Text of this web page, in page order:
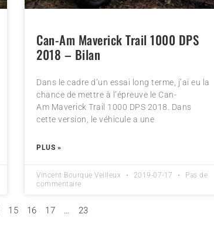
Can-Am Maverick Trail 1000 DPS
2018 – Bilan
Dans le cadre d’un essai long terme, j’ai eu la
chance de mettre à l’épreuve le Can-
Am Maverick Trail 1000 DPS 2018. Dans
cette version, le véhicule a une
PLUS »
Vincent Bourque Veilleux 2019-07-17
Pas de
commentaire
15 16 17 … 23